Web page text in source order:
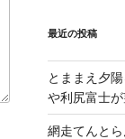
最近の投稿
とままえ夕
や利尻富士
網走てんと